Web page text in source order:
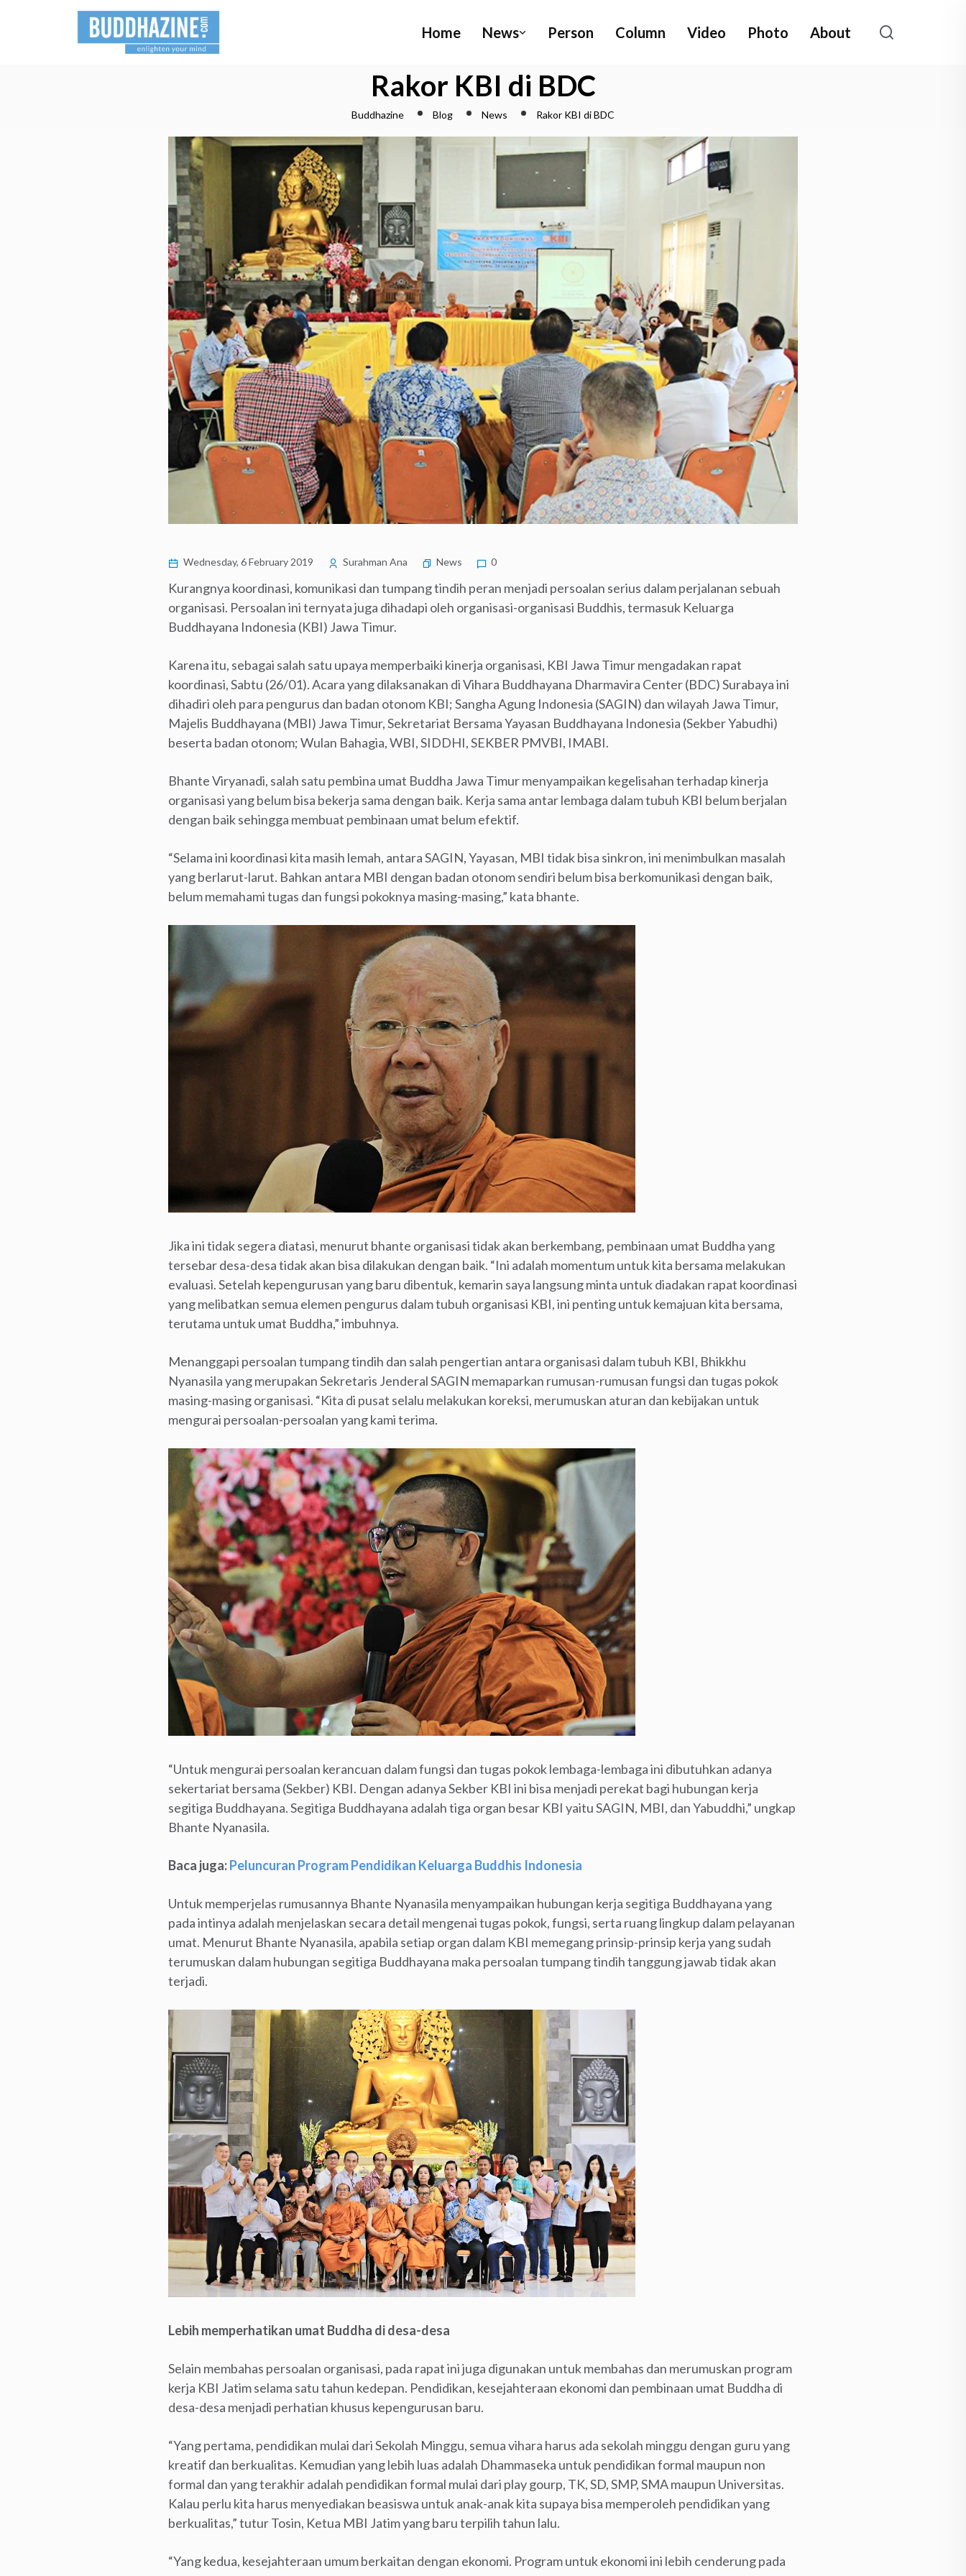
Home News Person Column Video Photo About
Rakor KBI di BDC
Buddhazine Blog News Rakor KBI di BDC
Wednesday, 6 February 2019 Surahman Ana News 0
Kurangnya koordinasi, komunikasi dan tumpang tindih peran menjadi persoalan serius dalam perjalanan sebuah
organisasi. Persoalan ini ternyata juga dihadapi oleh organisasi-organisasi Buddhis, termasuk Keluarga
Buddhayana Indonesia (KBI) Jawa Timur.
Karena itu, sebagai salah satu upaya memperbaiki kinerja organisasi, KBI Jawa Timur mengadakan rapat
koordinasi, Sabtu (26/01). Acara yang dilaksanakan di Vihara Buddhayana Dharmavira Center (BDC) Surabaya ini
dihadiri oleh para pengurus dan badan otonom KBI; Sangha Agung Indonesia (SAGIN) dan wilayah Jawa Timur,
Majelis Buddhayana (MBI) Jawa Timur, Sekretariat Bersama Yayasan Buddhayana Indonesia (Sekber Yabudhi)
beserta badan otonom; Wulan Bahagia, WBI, SIDDHI, SEKBER PMVBI, IMABI.
Bhante Viryanadi, salah satu pembina umat Buddha Jawa Timur menyampaikan kegelisahan terhadap kinerja
organisasi yang belum bisa bekerja sama dengan baik. Kerja sama antar lembaga dalam tubuh KBI belum berjalan
dengan baik sehingga membuat pembinaan umat belum efektif.
“Selama ini koordinasi kita masih lemah, antara SAGIN, Yayasan, MBI tidak bisa sinkron, ini menimbulkan masalah
yang berlarut-larut. Bahkan antara MBI dengan badan otonom sendiri belum bisa berkomunikasi dengan baik,
belum memahami tugas dan fungsi pokoknya masing-masing,” kata bhante.
Jika ini tidak segera diatasi, menurut bhante organisasi tidak akan berkembang, pembinaan umat Buddha yang
tersebar desa-desa tidak akan bisa dilakukan dengan baik. “Ini adalah momentum untuk kita bersama melakukan
evaluasi. Setelah kepengurusan yang baru dibentuk, kemarin saya langsung minta untuk diadakan rapat koordinasi
yang melibatkan semua elemen pengurus dalam tubuh organisasi KBI, ini penting untuk kemajuan kita bersama,
terutama untuk umat Buddha,” imbuhnya.
Menanggapi persoalan tumpang tindih dan salah pengertian antara organisasi dalam tubuh KBI, Bhikkhu
Nyanasila yang merupakan Sekretaris Jenderal SAGIN memaparkan rumusan-rumusan fungsi dan tugas pokok
masing-masing organisasi. “Kita di pusat selalu melakukan koreksi, merumuskan aturan dan kebijakan untuk
mengurai persoalan-persoalan yang kami terima.
“Untuk mengurai persoalan kerancuan dalam fungsi dan tugas pokok lembaga-lembaga ini dibutuhkan adanya
sekertariat bersama (Sekber) KBI. Dengan adanya Sekber KBI ini bisa menjadi perekat bagi hubungan kerja
segitiga Buddhayana. Segitiga Buddhayana adalah tiga organ besar KBI yaitu SAGIN, MBI, dan Yabuddhi,” ungkap
Bhante Nyanasila.
Baca juga:Peluncuran Program Pendidikan Keluarga Buddhis Indonesia
Untuk memperjelas rumusannya Bhante Nyanasila menyampaikan hubungan kerja segitiga Buddhayana yang
pada intinya adalah menjelaskan secara detail mengenai tugas pokok, fungsi, serta ruang lingkup dalam pelayanan
umat. Menurut Bhante Nyanasila, apabila setiap organ dalam KBI memegang prinsip-prinsip kerja yang sudah
terumuskan dalam hubungan segitiga Buddhayana maka persoalan tumpang tindih tanggung jawab tidak akan
terjadi.
Lebih memperhatikan umat Buddha di desa-desa
Selain membahas persoalan organisasi, pada rapat ini juga digunakan untuk membahas dan merumuskan program
kerja KBI Jatim selama satu tahun kedepan. Pendidikan, kesejahteraan ekonomi dan pembinaan umat Buddha di
desa-desa menjadi perhatian khusus kepengurusan baru.
“Yang pertama, pendidikan mulai dari Sekolah Minggu, semua vihara harus ada sekolah minggu dengan guru yang
kreatif dan berkualitas. Kemudian yang lebih luas adalah Dhammaseka untuk pendidikan formal maupun non
formal dan yang terakhir adalah pendidikan formal mulai dari play gourp, TK, SD, SMP, SMA maupun Universitas.
Kalau perlu kita harus menyediakan beasiswa untuk anak-anak kita supaya bisa memperoleh pendidikan yang
berkualitas,” tutur Tosin, Ketua MBI Jatim yang baru terpilih tahun lalu.
“Yang kedua, kesejahteraan umum berkaitan dengan ekonomi. Program untuk ekonomi ini lebih cenderung pada